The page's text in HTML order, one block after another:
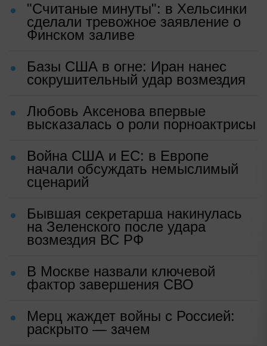
"Считаные минуты": в Хельсинки
сделали тревожное заявление о
Финском заливе
Базы США в огне: Иран нанес
сокрушительный удар возмездия
Любовь Аксенова впервые
высказалась о роли порноактрисы
Война США и ЕС: в Европе
начали обсуждать немыслимый
сценарий
Бывшая секретарша накинулась
на Зеленского после удара
возмездия ВС РФ
В Москве назвали ключевой
фактор завершения СВО
Мерц жаждет войны с Россией:
раскрыто — зачем